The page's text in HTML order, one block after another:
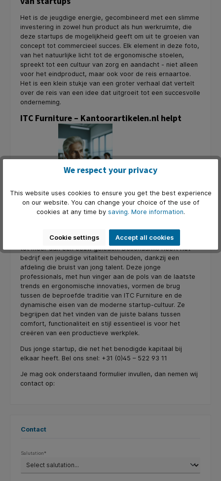
Het is de jeugdige energie, gecombineerd met een slimme
investering in zowel hun product als hun werkruimte, die
deze startups de mogelijkheid geeft om uit te groeien van
concept tot commercieel succes. Elk element in deze foto,
van het natuurlijke licht tot de ergonomische stoelen,
spreekt tot een cultuur van zorg en aandacht - niet alleen
voor het eindproduct, maar ook voor de reis ernaartoe.
Het is een klein stukje van een groter verhaal dat vertelt
over de reis van een idee dat uitgroeit tot een succesvolle
onderneming.
ITC Furniture – Kantoorartikelen.nl helpt
ITC Furniture staat bekend als een bastion van kwaliteit en
duurzaamheid, met een rijke geschiedenis die teruggaat
tot meer dan een eeuw geleden. Desondanks heeft het
bedrijf een jeugdige vitaliteit behouden, dankzij een
afdeling die bruist van jong talent. Deze jonge
professionals, met hun vinger aan de pols van de laatste
trends en ergonomische innovaties, vormen de brug
tussen de beproefde traditie van ITC Furniture en de
dynamische eisen van de moderne startup-cultuur. Ze
begrijpen dat het vinden van de juiste balans tussen
comfort, functionaliteit en stijl essentieel is voor het
creëren van een productieve werkplek.
Dus jonge startup, die net het benodigde kapitaal bij
elkaar heeft. Bel ons snel: +31 (0)45 – 522 93 11
Je mag ook onderstaand formulier invullen, dan nemen wij
contact op:
Contact
Salutation*
We respect your privacy
This website uses cookies to ensure you get the best experience
on our website. You can change your choice of the use of
cookies at any time by saving. More information.
Cookie settings Accept all cookies